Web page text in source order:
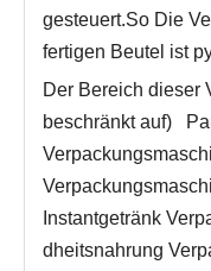
gesteuert.So Die
fertigen Beutel ist
Der Bereich dieser
beschränkt auf)
Instantgetränk
dheitsnahrung